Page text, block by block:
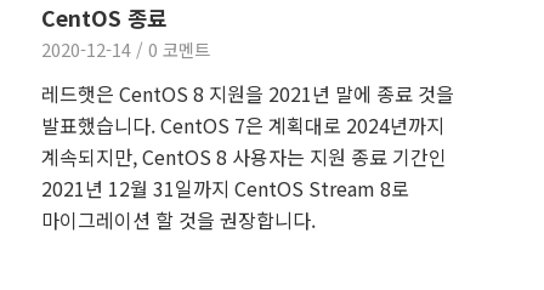
CentOS 종료
2020-12-14 / 0 코멘트
레드햇은 CentOS 8 지원을 2021년 말에 종료 것을
발표했습니다. CentOS 7은 계획대로 2024년까지
계속되지만, CentOS 8 사용자는 지원 종료 기간인
2021년 12월 31일까지 CentOS Stream 8로
마이그레이션 할 것을 권장합니다.